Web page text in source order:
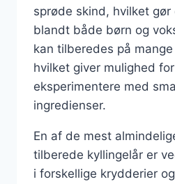
sprøde skind, hvilket
blandt både børn og
kan tilberedes på
hvilket giver mulighed
eksperimentere med
ingredienser.
En af de mest
tilberede kyllingelår er
i forskellige krydderier